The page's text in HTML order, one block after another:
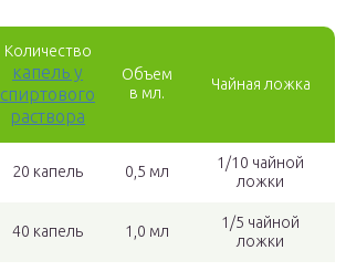
Количество
капель у
спиртового
раствора
Объем
в мл.
Чайная ложка
20 капель 0,5 мл
1/10 чайной
ложки
40 капель 1,0 мл
1/5 чайной
ложки